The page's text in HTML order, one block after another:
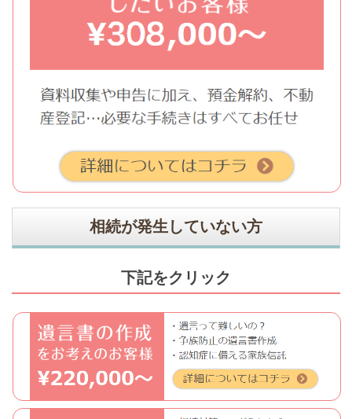
相続が発生していない方
下記をクリック